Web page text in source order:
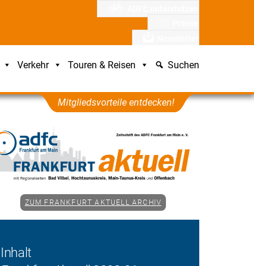
Verkehr Touren & Reisen Suchen
Mitgliedsvorteile entdecken!
ZUM FRANKFURT AKTUELL ARCHIV
Inhalt